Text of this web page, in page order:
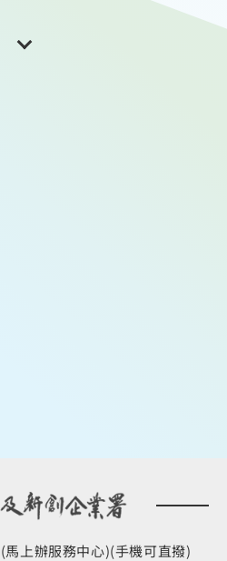
上辦服務中心)(手機可直撥)